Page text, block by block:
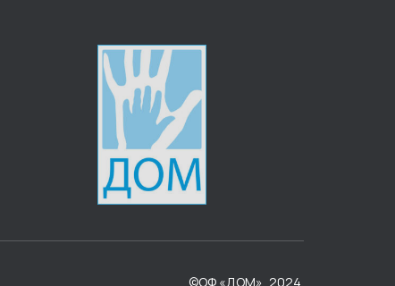
©ОФ «ДОМ», 2024.